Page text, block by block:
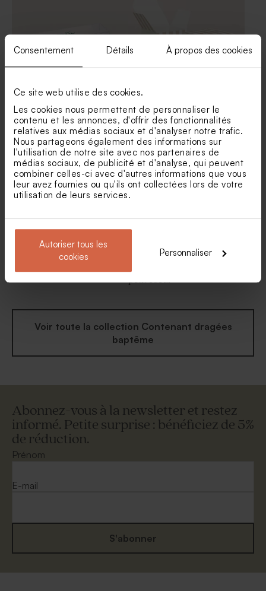
Consentement Détails À propos des cookies
Ce site web utilise des cookies.
Les cookies nous permettent de personnaliser le
contenu et les annonces, d'offrir des fonctionnalités
relatives aux médias sociaux et d'analyser notre trafic.
Nous partageons également des informations sur
l'utilisation de notre site avec nos partenaires de
médias sociaux, de publicité et d'analyse, qui peuvent
combiner celles-ci avec d'autres informations que vous
leur avez fournies ou qu'ils ont collectées lors de votre
utilisation de leurs services.
Autoriser tous les
cookies
Personnaliser
Gourde pour enfant
ravissantes voitures
Sac en lin ravissantes
voitures
Contenant à dragées
transparent baptême
prénom
Boîte à dragées baptême
fond ligné et thème marin
Contenant à dragées
baptême jolies fleurs roses
transparent rond baptême
petit coeur
Voir toute la collection Contenant dragées
baptême
Abonnez-vous à la newsletter et restez
informé. Petite surprise : bénéficiez de 5%
de réduction.
Prénom
E-mail
S'abonner